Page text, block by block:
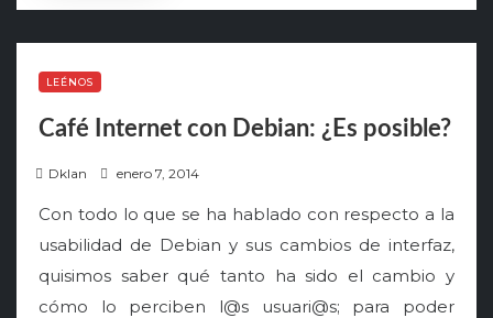
LEÉNOS
Café Internet con Debian: ¿Es posible?
Dklan
s
t
e
d
enero 7, 2014
Con todo lo que se ha hablado con respecto a la
usabilidad de Debian y sus cambios de interfaz,
quisimos saber qué tanto ha sido el cambio y
cómo lo perciben l@s usuari@s; para poder